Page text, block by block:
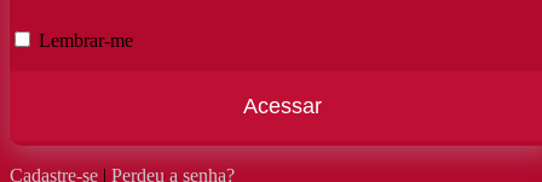
Lembrar-me
Cadastre-se | Perdeu a senha?